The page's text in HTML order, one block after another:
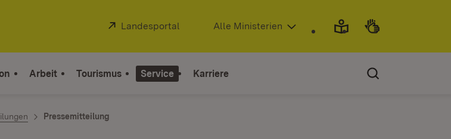
Extern:
Landesportal (Öffnet in neuem Fenster)
Alle Ministerien
Arbeit Tourismus Service Karriere
Pressemitteilung